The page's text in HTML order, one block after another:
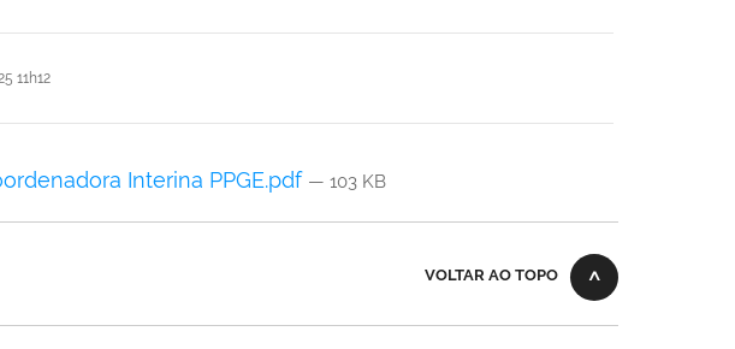
11h12
Interina PPGE.pdf — 103 KB
VOLTAR AO TOPO